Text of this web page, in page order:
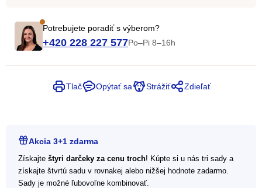
Potrebujete poradiť s výberom?
+420 228 227 577Po–Pi 8–16h
Tlač Opýtať sa Strážiť Zdieľať
Akcia 3+1 zdarma
Získajte štyri darčeky za cenu troch! Kúpte si u nás tri sady a
získajte štvrtú sadu v rovnakej alebo nižšej hodnote zadarmo.
Sady je možné ľubovoľne kombinovať.